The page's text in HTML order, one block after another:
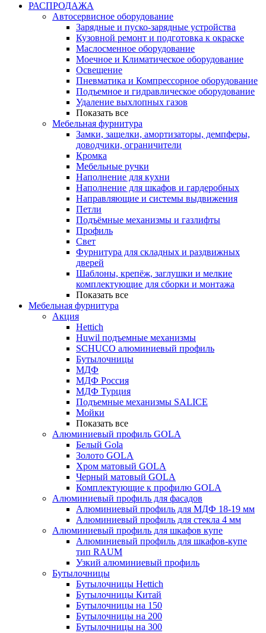
РАСПРОДАЖА
Автосервисное оборудование
Зарядные и пуско-зарядные устройства
Кузовной ремонт и подготовка к окраске
Маслосменное оборудование
Моечное и Климатическое оборудование
Освещение
Пневматика и Компрессорное оборудование
Подъемное и гидравлическое оборудование
Удаление выхлопных газов
Показать все
Мебельная фурнитура
Замки, защелки, амортизаторы, демпферы,
доводчики, ограничители
Кромка
Мебельные ручки
Наполнение для кухни
Наполнение для шкафов и гардеробных
Направляющие и системы выдвижения
Петли
Подъёмные механизмы и газлифты
Профиль
Свет
Фурнитура для складных и раздвижных
дверей
Шаблоны, крепёж, заглушки и мелкие
комплектующие для сборки и монтажа
Показать все
Мебельная фурнитура
Акция
Hettich
Huwil подъемные механизмы
SCHUCO алюминиевый профиль
Бутылочницы
МДФ
МДФ Россия
МДФ Турция
Подъемные механизмы SALICE
Мойки
Показать все
Алюминиевый профиль GOLA
Белый Gola
Золото GOLA
Хром матовый GOLA
Черный матовый GOLA
Комплектующие к профилю GOLA
Алюминиевый профиль для фасадов
Алюминиевый профиль для МДФ 18-19 мм
Алюминиевый профиль для стекла 4 мм
Алюминиевый профиль для шкафов купе
Алюминиевый профиль для шкафов-купе
тип RAUM
Узкий алюминиевый профиль
Бутылочницы
Бутылочницы Hettich
Бутылочницы Китай
Бутылочницы на 150
Бутылочницы на 200
Бутылочницы на 300